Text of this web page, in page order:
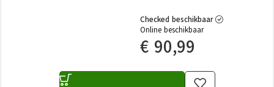
Checked beschikbaar
Online beschikbaar
€ 90,99